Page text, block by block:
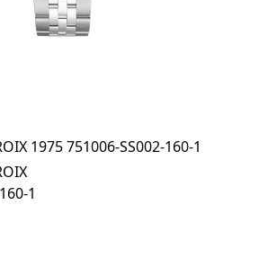
1975 751006-SS002-160-1
1